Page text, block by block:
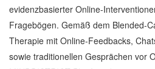
evidenzbasierter Online-
Fragebögen. Gemäß dem Blended-
Therapie mit Online-Feedbacks,
sowie traditionellen Gesprächen vor